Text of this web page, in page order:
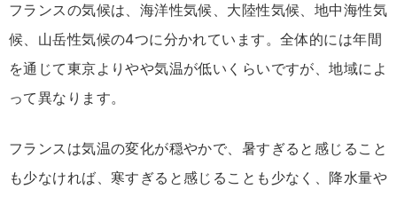
フランスの気候は、海洋性気候、大陸性気候、地中海性気
候、山岳性気候の4つに分かれています。全体的には年間
を通じて東京よりやや気温が低いくらいですが、地域によ
って異なります。
フランスは気温の変化が穏やかで、暑すぎると感じること
も少なければ、寒すぎると感じることも少なく、降水量や